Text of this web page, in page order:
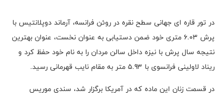
در تور قاره ای جهانی سطح نقره در روئن فرانسه، آرماند دوپلانتیس با
پرش ۶.۰۳ متری خود ضمن دستیابی به عنوان نخست، عنوان بهترین
نتیجه سال پرش با نیزه داخل سالن مردان را به نام خود حفظ کرد و
ریناد لاولینی فرانسوی با ۵.۹۳ متر به مقام نایب قهرمانی رسید.
در قسمت زنان این ماده که در آمریکا برگزار شد، سندی موریس